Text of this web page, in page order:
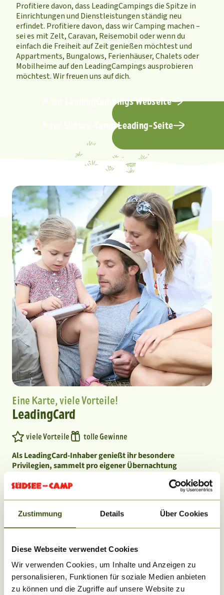
Zustimmung Details Über Cookies
Diese Webseite verwendet Cookies
Wir verwenden Cookies, um Inhalte und Anzeigen zu
personalisieren, Funktionen für soziale Medien anbieten
zu können und die Zugriffe auf unsere Website zu
Profitiere davon, dass LeadingCampings die Spitze in
Einrichtungen und Dienstleistungen ständig neu
erfindet. Profitiere davon, dass wir Camping machen –
sei es mit Zelt, Caravan, Reisemobil oder wenn du
einfach die Freiheit auf Zeit genießen möchtest und
Appartments, Bungalows, Ferienhäuser, Chalets oder
Mobilheime auf den LeadingCampings ausprobieren
möchtest. Wir freuen uns auf dich.
↗ zur LeadingCampings Webseite
↗ zur Südsee-Camp Leading-Seite
Eine Karte, viele Vorteile!
LeadingCard
viele Vorteile tolle Gewinne
Als LeadingCard-Inhaber genießt ihr besondere
Privilegien, sammelt pro eigener Übernachtung
eintauschen. Euren Punktestand und aktuelle Prämien
Außerdem nehmt ihr jeden Monat an einer Verlosung von
Sport und vielem mehr teil!
Eure persönliche digitale LeadingCard erhaltet ihr online
leading-card.com/register
Die LeadingCard kostet einmalig nur 10,- € und die